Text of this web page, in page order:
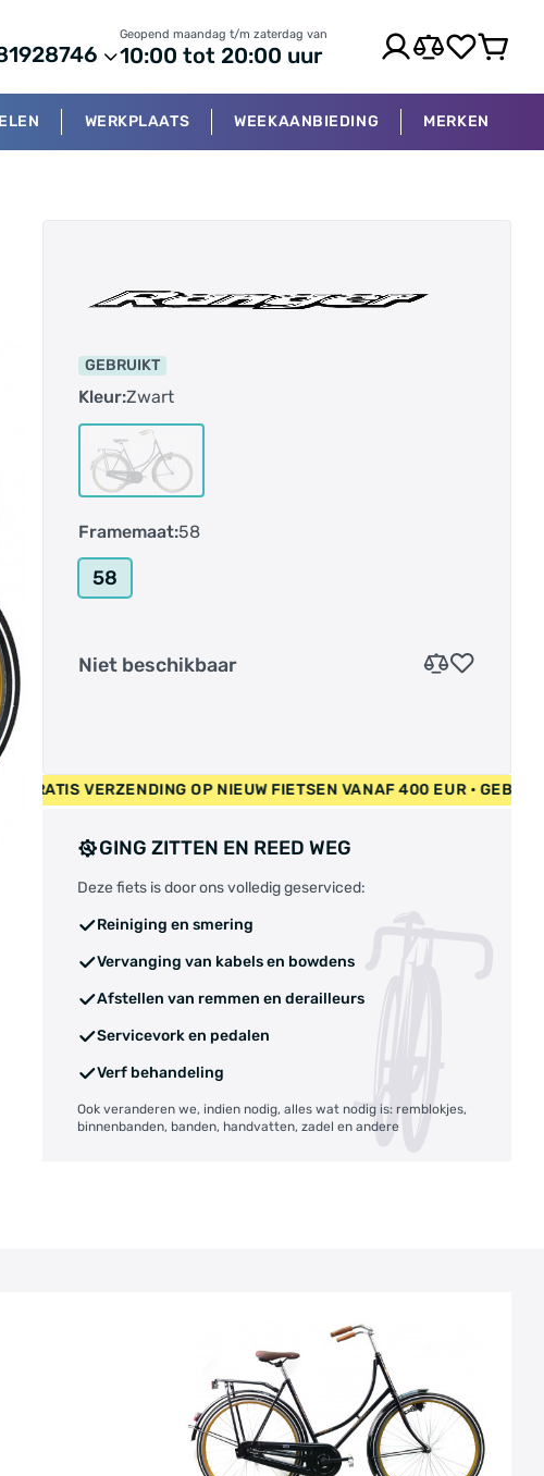
Geopend maandag t/m zaterdag van
10:00 tot 20:00 uur
WERKPLAATS WEEKAANBIEDING MERKEN
GEBRUIKT
Kleur:Zwart
Framemaat:58
58
Niet beschikbaar
55 EUR • GRATIS VERZENDING OP NIEUW FIETSEN VANAF 400
GING ZITTEN EN REED WEG
Deze fiets is door ons volledig geserviced:
Reiniging en smering
Vervanging van kabels en bowdens
Afstellen van remmen en derailleurs
Servicevork en pedalen
Verf behandeling
Ook veranderen we, indien nodig, alles wat nodig is: remblokjes,
binnenbanden, banden, handvatten, zadel en andere